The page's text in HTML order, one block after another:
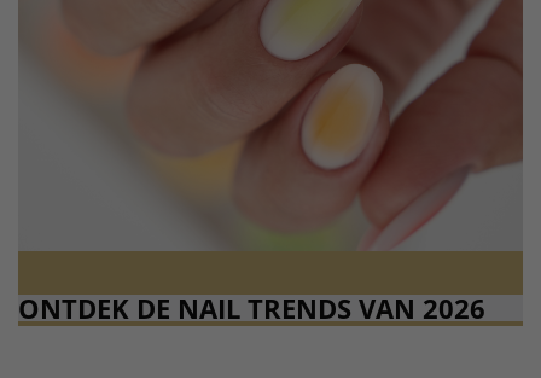
ONTDEK DE NAIL TRENDS VAN 2026